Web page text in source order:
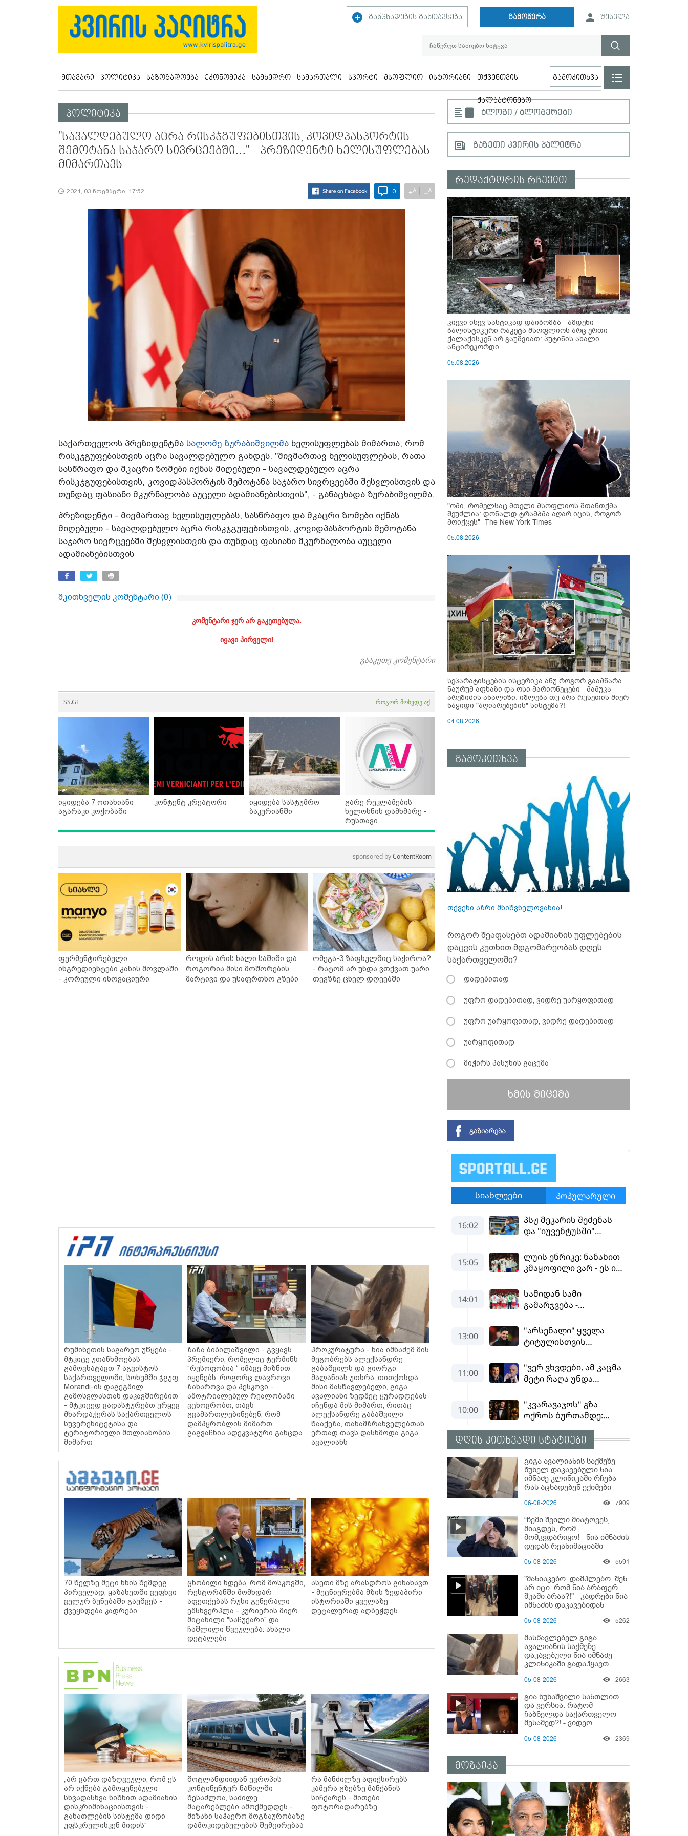
განცხადების განთავსება გამოწერა შესვლა
მთავარი პოლიტიკა საზოგადოება ეკონომიკა სამხედრო სამართალი სპორტი მსოფლიო ისტორიანი თქვენთვის
ქალბატონებო
გამოკითხვა
პოლიტიკა
"სავალდებულო აცრა რისკჯგუფებისთვის, კოვიდპასპორტის
შემოტანა საჯარო სივრცეებში..." - პრეზიდენტი ხელისუფლებას
მიმართავს
2021, 03 ნოემბერი, 17:52 0 +A −A
საქართველოს პრეზიდენტმა სალომე ზურაბიშვილმა ხელისუფლებას მიმართა, რომ
რისკჯგუფებისთვის აცრა სავალდებულო გახდეს. "მივმართავ ხელისუფლებას, რათა
სასწრაფო და მკაცრი ზომები იქნას მიღებული - სავალდებულო აცრა
რისკჯგუფებისთვის, კოვიდპასპორტის შემოტანა საჯარო სივრცეებში შესვლისთვის და
თუნდაც ფასიანი მკურნალობა აუცელი ადამიანებისთვის", - განაცხადა ზურაბიშვილმა.
პრეზიდენტი - მივმართავ ხელისუფლებას, სასწრაფო და მკაცრი ზომები იქნას
მიღებული - სავალდებულო აცრა რისკჯგუფებისთვის, კოვიდპასპორტის შემოტანა
საჯარო სივრცეებში შესვლისთვის და თუნდაც ფასიანი მკურნალობა აუცელი
ადამიანებისთვის
მკითხველის კომენტარი (0)
კომენტარი ჯერ არ გაკეთებულა.
იყავი პირველი!
გააკეთე კომენტარი
SS.GE როგორ მოხვდე აქ
იყიდება 7 ოთახიანი
აგარაკი კოჭობაში
კონტენტ კრეატორი
იყიდება სასტუმრო
ბაკურიანში
გარე რეკლამების
ხელოსნის დამხმარე -
რუსთავი
sponsored byContentRoom
ფერმენტირებული
ინგრედიენტები კანის მოვლაში
- კორეული ინოვაციური
როდის არის ხალი საშიში და
როგორია მისი მოშორების
მარტივი და უსაფრთხო გზები
ომეგა-3 ზაფხულშიც საჭიროა?
- რატომ არ უნდა ვთქვათ უარი
თევზზე ცხელ დღეებში
რუმინეთის საგარეო უწყება -
მტკიცე უთანხმოებას
გამოვხატავთ 7 აგვისტოს
საქართველოში, სოხუმში ჯგუფ
Morandi-ის დაგეგმილ
გამოსვლასთან დაკავშირებით
- მტკიცედ ვადასტურებთ ურყევ
მხარდაჭერას საქართველოს
სუვერენიტეტისა და
ტერიტორიული მთლიანობის
მიმართ
ზაზა ბიბილაშვილი - გვყავს
პრემიერი, რომელიც ტერმინს
“რუსოფობია “ იმავე მიზნით
იყენებს, როგორც ლავროვი,
ზახაროვა და პესკოვი -
ამოტრიალებულ რეალობაში
ვცხოვრობთ, თავს
გვამართლებინებენ, რომ
დამპყრობლის მიმართ
გაგვაჩნია ადეკვატური განცდა
პროკურატურა - ნია იმნაძემ მის
მეგობრებს ალექსანდრე
გაბაშვილს და გიორგი
მალანიას უთხრა, თითქოსდა
მისი მასწავლებელი, გიგა
ავალიანი ზედმეტ ყურადღებას
იჩენდა მის მიმართ, რითაც
ალექსანდრე გაბაშვილი
წააქეზა, თანამზრახველებთან
ერთად თავს დასხმოდა გიგა
ავალიანს
70 წელზე მეტი ხნის შემდეგ
პირველად, ყაზახეთში ვეფხვი
ველურ ბუნებაში გაუშვეს -
ქვეყნდება კადრები
ცნობილი ხდება, რომ მოსკოვში,
რესტორანში მომხდარ
აფეთქებას რუსი გენერალი
ემსხვერპლა - კურიერის მიერ
მიტანილი "საჩუქარი" და
ჩაშლილი წვეულება: ახალი
დეტალები
ასეთი მზე არასდროს გინახავთ
- მეცნიერებმა მზის ზედაპირი
ისტორიაში ყველაზე
დეტალურად აღბეჭდეს
„არ ვართ დაზღვეული, რომ ეს
არ იქნება გამოყენებული
სხვადასხვა ნიშნით ადამიანის
დისკრიმინაციისთვის -
განათლების სისტემა დიდი
უფსკრულისკენ მიდის“
შოტლანდიიდან ევროპის
კონტინენტურ ნაწილში
შესაძლოა, საძილე
მატარებლები ამოქმედდეს -
მიზანი საჰაერო მოგზაურობაზე
დამოკიდებულების შემცირებაა
რა მანძილზე აფიქსირებს
კამერა გზებზე მანქანის
სიჩქარეს - მითები
ფოტორადარებზე
ბლოგი / ბლოგერები
გაზეთი კვირის პალიტრა
რედაქტორის რჩევით
კიევი ისევ სასტიკად დაიბომბა - ამდენი
ბალისტიკური რაკეტა მსოფლიოს არც ერთი
ქალაქისკენ არ გაუშვიათ: პუტინის ახალი
ანტირეკორდი
05.08.2026
"ომი, რომელსაც მთელი მსოფლიოს შთანთქმა
შეუძლია: დონალდ ტრამპმა აღარ იცის, როგორ
მოიქცეს" -The New York Times
05.08.2026
სეპარატისტების ისტერიკა ანუ როგორ გაამწარა
ნაურუმ აფხაზი და ოსი მარიონეტები - მამუკა
არეშიძის ანალიზი: იშლება თუ არა რუსეთის მიერ
ნაყიდი "აღიარებების" სისტემა?!
04.08.2026
გამოკითხვა
თქვენი აზრი მნიშვნელოვანია!
როგორ შეაფასებთ ადამიანის უფლებების
დაცვის კუთხით მდგომარეობას დღეს
საქართველოში?
დადებითად
უფრო დადებითად, ვიდრე უარყოფითად
უფრო უარყოფითად, ვიდრე დადებითად
უარყოფითად
მიჭირს პასუხის გაცემა
ხმის მიცემა
დღის კითხვადი სტატიები
გიგა ავალიანის საქმეზე
წუხელ დაკავებული ნია
იმნაძე კლინიკაში რჩება -
რას აცხადებენ ექიმები
06-08-2026 7909
“ჩემი შვილი მიატოვეს,
მიაგდეს, რომ
მომკვდარიყო! - ნია იმნაძის
დედას რეანიმაციაში
შვილი არ უნახავს” - გიგა
კომენტარი
05-08-2026 5591
"მანიაკებო, დამპლებო, შენ
არ იცი, რომ ნია არაფერ
შუაში არაა?!" - კადრები ნია
იმნაძის დაკავებიდან
05-08-2026 5262
მასწავლებელ გიგა
ავალიანის საქმეზე
დაკავებული ნია იმნაძე
კლინიკაში გადაჰყავთ
05-08-2026 2663
გია ხუხაშვილი სანთლით
და ვერსია: რატომ
ჩაბნელდა საქართველო
მესამედ?! - ვიდეო
05-08-2026 2369
მოზაიკა